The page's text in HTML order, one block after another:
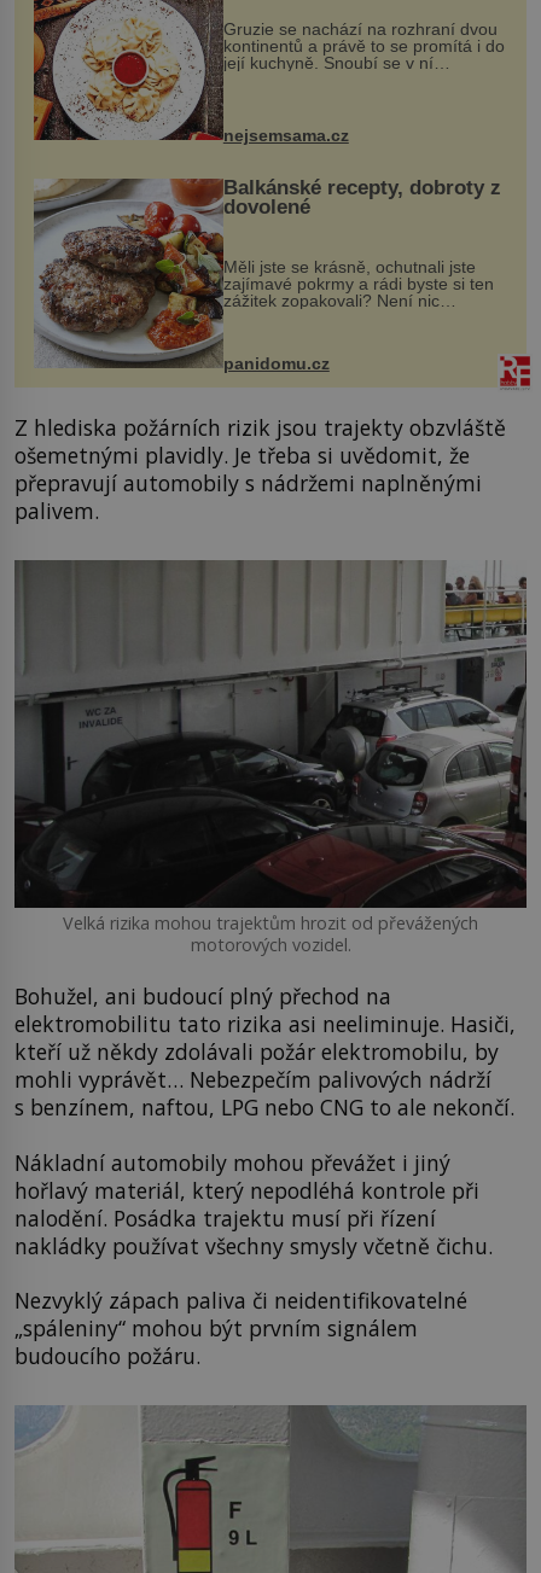
Gruzie se nachází na rozhraní dvou
kontinentů a právě to se promítá i do
její kuchyně. Snoubí se v ní
evropské a asijské chutě a díky tomu
pokrmy, které rozhodně st...
nejsemsama.cz
Balkánské recepty, dobroty z
dovolené
Měli jste se krásně, ochutnali jste
zajímavé pokrmy a rádi byste si ten
zážitek zopakovali? Není nic
snazšího. Pljeskavica (10 porcí)
Možná jste ji ochutnali na dovolené v
panidomu.cz
Z hlediska požárních rizik jsou trajekty obzvláště
ošemetnými plavidly. Je třeba si uvědomit, že
přepravují automobily s nádržemi naplněnými
palivem.
Velká rizika mohou trajektům hrozit od převážených
motorových vozidel.
Bohužel, ani budoucí plný přechod na
elektromobilitu tato rizika asi neeliminuje. Hasiči,
kteří už někdy zdolávali požár elektromobilu, by
mohli vyprávět… Nebezpečím palivových nádrží
s benzínem, naftou, LPG nebo CNG to ale nekončí.
Nákladní automobily mohou převážet i jiný
hořlavý materiál, který nepodléhá kontrole při
nalodění. Posádka trajektu musí při řízení
nakládky používat všechny smysly včetně čichu.
Nezvyklý zápach paliva či neidentifikovatelné
„spáleniny“ mohou být prvním signálem
budoucího požáru.